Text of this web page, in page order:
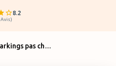
8.2
Avis)
Top 4 parkings pas cher Aéroport Carcassonne